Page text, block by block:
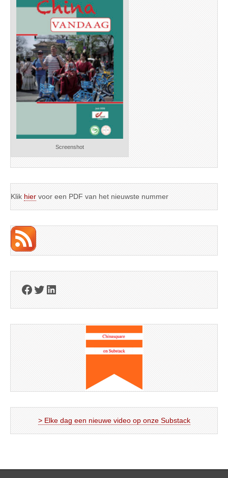
Screenshot
Klik hier voor een PDF van het nieuwste nummer
Facebook
Twitter
LinkedIn
> Elke dag een nieuwe video op onze Substack